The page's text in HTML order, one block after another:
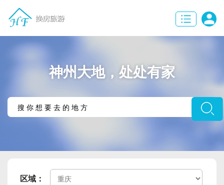
神州大地，处处有家
区域：